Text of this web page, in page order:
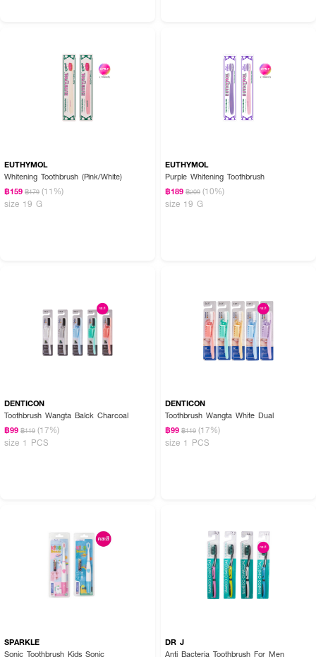
EUTHYMOL
Whitening Toothbrush (Pink/White)
฿159 ฿179 (11%)
size 19 G
EUTHYMOL
Purple Whitening Toothbrush
฿189 ฿209 (10%)
size 19 G
DENTICON
Toothbrush Wangta Balck Charcoal
฿99 ฿119 (17%)
size 1 PCS
DENTICON
Toothbrush Wangta White Dual
฿99 ฿119 (17%)
size 1 PCS
SPARKLE
Sonic Toothbrush Kids Sonic
DR J
Anti Bacteria Toothbrush For Men